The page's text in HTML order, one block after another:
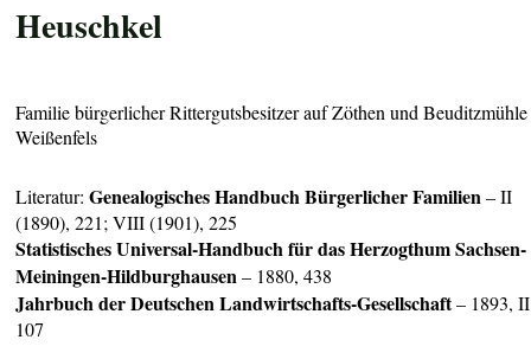
Heuschkel
Familie bürgerlicher Rittergutsbesitzer auf Zöthen und Beuditzmühle
Weißenfels
Literatur:Genealogisches Handbuch Bürgerlicher Familien– II
(1890), 221; VIII (1901), 225
Statistisches Universal-Handbuch für das Herzogthum Sachsen-
Meiningen-Hildburghausen– 1880, 438
Jahrbuch der Deutschen Landwirtschafts-Gesellschaft– 1893,
107